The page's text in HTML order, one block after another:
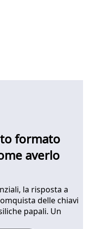
formato
averlo
la risposta a
delle chiavi
papali. Un